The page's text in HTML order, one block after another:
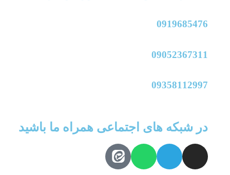
0919685476
09052367311
09358112997
در شبکه های اجتماعی همراه ما باشید